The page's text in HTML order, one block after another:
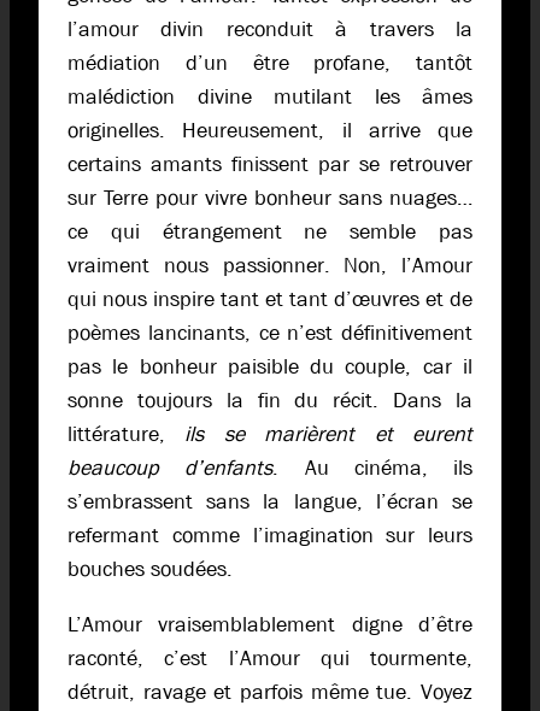
l’amour divin reconduit à travers la
médiation d’un être profane, tantôt
malédiction divine mutilant les âmes
originelles. Heureusement, il arrive que
certains amants finissent par se retrouver
sur Terre pour vivre bonheur sans nuages…
ce qui étrangement ne semble pas
vraiment nous passionner. Non, l’Amour
qui nous inspire tant et tant d’œuvres et de
poèmes lancinants, ce n’est définitivement
pas le bonheur paisible du couple, car il
sonne toujours la fin du récit. Dans la
littérature, ils se marièrent et eurent
beaucoup d’enfants. Au cinéma, ils
s’embrassent sans la langue, l’écran se
refermant comme l’imagination sur leurs
bouches soudées.
L’Amour vraisemblablement digne d’être
raconté, c’est l’Amour qui tourmente,
détruit, ravage et parfois même tue. Voyez